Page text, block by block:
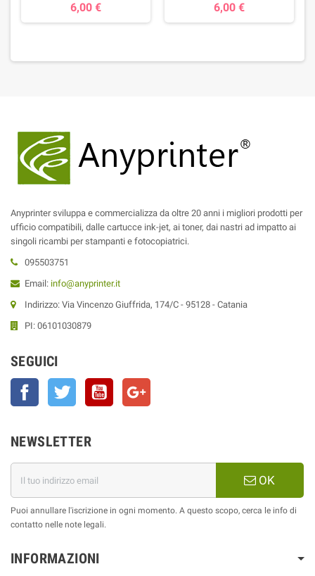
6,00 € 6,00 €
Anyprinter sviluppa e commercializza da oltre 20 anni i migliori prodotti per
ufficio compatibili, dalle cartucce ink-jet, ai toner, dai nastri ad impatto ai
singoli ricambi per stampanti e fotocopiatrici.
095503751
Email: info@anyprinter.it
Indirizzo: Via Vincenzo Giuffrida, 174/C - 95128 - Catania
PI: 06101030879
SEGUICI
Facebook Twitter YouTube
NEWSLETTER
OK
Puoi annullare l'iscrizione in ogni momento. A questo scopo, cerca le info di
contatto nelle note legali.
INFORMAZIONI